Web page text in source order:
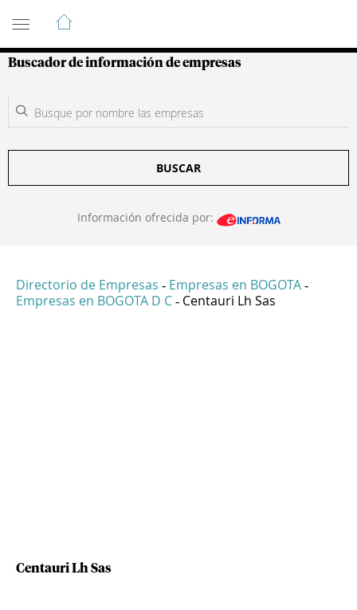
Guía de Empresas Colombianas
Buscador de información de empresas
BUSCAR
Información ofrecida por:
Directorio de Empresas - Empresas en BOGOTA -
Empresas en BOGOTA D C - Centauri Lh Sas
Centauri Lh Sas